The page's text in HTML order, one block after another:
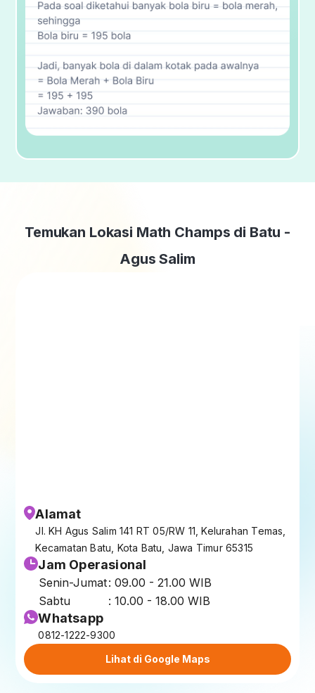
Temukan Lokasi Math Champs di Batu -
Agus Salim
Alamat
Jl. KH Agus Salim 141 RT 05/RW 11, Kelurahan Temas,
Kecamatan Batu, Kota Batu, Jawa Timur 65315
Jam Operasional
Senin-Jumat: 09.00 - 21.00 WIB
Sabtu
: 10.00 - 18.00 WIB
Whatsapp
0812-1222-9300
Lihat di Google Maps